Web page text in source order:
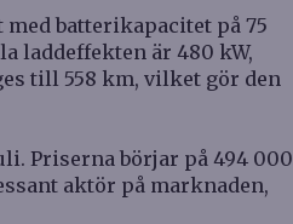
batterikapacitet på 75
laddeffekten är 480 kW,
till 558 km, vilket gör den
Priserna börjar på 494 000
aktör på marknaden,